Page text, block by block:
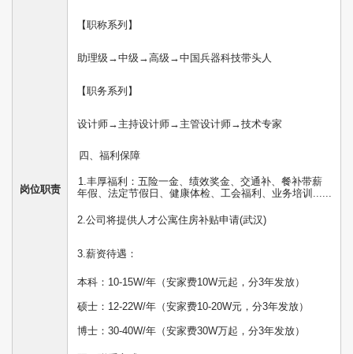
岗位职责
【职称系列】
助理级→中级→高级→中国兵器科技带头人
【职务系列】
设计师→主持设计师→主管设计师→技术专家
四、福利保障
1.丰厚福利：五险一金、绩效奖金、交通补、餐补带薪
年假、法定节假日、健康体检、工会福利、业务培训......
2.公司将提供人才公寓住房补贴申请(武汉)
3.薪资待遇：
本科：10-15W/年（安家费10W元起，分3年发放）
硕士：12-22W/年（安家费10-20W元，分3年发放）
博士：30-40W/年（安家费30W万起，分3年发放）